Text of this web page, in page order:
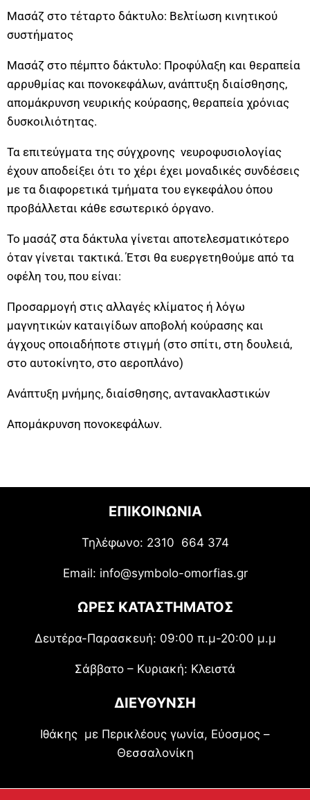
Μασάζ στο τέταρτο δάκτυλο: Βελτίωση κινητικού
συστήματος
Μασάζ στο πέμπτο δάκτυλο: Προφύλαξη και θεραπεία
αρρυθμίας και πονοκεφάλων, ανάπτυξη διαίσθησης,
απομάκρυνση νευρικής κούρασης, θεραπεία χρόνιας
δυσκοιλιότητας.
Τα επιτεύγματα της σύγχρονης νευροφυσιολογίας
έχουν αποδείξει ότι το χέρι έχει μοναδικές συνδέσεις
με τα διαφορετικά τμήματα του εγκεφάλου όπου
προβάλλεται κάθε εσωτερικό όργανο.
Το μασάζ στα δάκτυλα γίνεται αποτελεσματικότερο
όταν γίνεται τακτικά. Έτσι θα ευεργετηθούμε από τα
οφέλη του, που είναι:
Προσαρμογή στις αλλαγές κλίματος ή λόγω
μαγνητικών καταιγίδων αποβολή κούρασης και
άγχους οποιαδήποτε στιγμή (στο σπίτι, στη δουλειά,
στο αυτοκίνητο, στο αεροπλάνο)
Ανάπτυξη μνήμης, διαίσθησης, αντανακλαστικών
Απομάκρυνση πονοκεφάλων.
ΕΠΙΚΟΙΝΩΝΙΑ
Τηλέφωνο: 2310 664 374
Email: info@symbolo-omorfias.gr
ΩΡΕΣ ΚΑΤΑΣΤΗΜΑΤΟΣ
Δευτέρα-Παρασκευή: 09:00 π.μ-20:00 μ.μ
Σάββατο – Κυριακή: Κλειστά
ΔΙΕΥΘΥΝΣΗ
Ιθάκης με Περικλέους γωνία, Εύοσμος –
Θεσσαλονίκη